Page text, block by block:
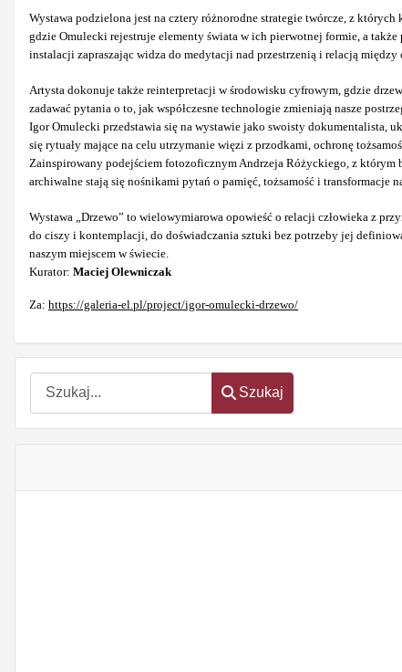
Szukaj
Szukaj
Wystawa podzielona jest na cztery różnorodne strategie twórcze, z
gdzie Omulecki rejestruje elementy świata w ich pierwotnej formie, a
instalacji zapraszając widza do medytacji nad przestrzenią i relacją między
Artysta dokonuje także reinterpretacji w środowisku cyfrowym, gdzie
zadawać pytania o to, jak współczesne technologie zmieniają nasze
Igor Omulecki przedstawia się na wystawie jako swoisty dokumentalista,
się rytuały mające na celu utrzymanie więzi z przodkami, ochronę
Zainspirowany podejściem fotozoficznym Andrzeja Różyckiego, z którym
archiwalne stają się nośnikami pytań o pamięć, tożsamość i transformacje
Wystawa „Drzewo” to wielowymiarowa opowieść o relacji człowieka z
do ciszy i kontemplacji, do doświadczania sztuki bez potrzeby jej
naszym miejscem w świecie.
Kurator: Maciej Olewniczak
Za: https://galeria-el.pl/project/igor-omulecki-drzewo/